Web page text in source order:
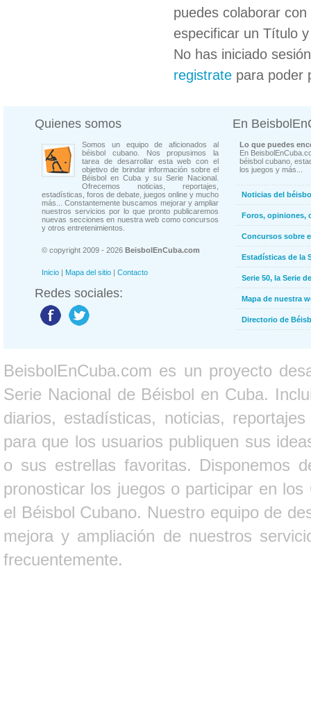
puedes colaborar
especificar un Título
No has iniciado
registrate para poder
Quienes somos
Somos un equipo de aficionados al
béisbol cubano. Nos propusimos la
tarea de desarrollar esta web con el
objetivo de brindar información sobre el
Béisbol en Cuba y su Serie Nacional.
Ofrecemos noticias, reportajes,
estadísticas, foros de debate, juegos online y mucho
más... Constantemente buscamos mejorar y ampliar
nuestros servicios por lo que pronto publicaremos
nuevas secciones en nuestra web como concursos
y otros entretenimientos.
© copyright 2009 - 2026 BeisbolEnCuba.com
Inicio | Mapa del sitio | Contacto
Redes sociales:
En
Lo que puedes
En
béisbol cubano,
los juegos y más...
Noticias del
Foros, opiniones,
Concursos sobre
Estadísticas de la
Serie 50, la Serie
Mapa de nuestra
Directorio de
BeisbolEnCuba.com es un proyecto
Serie Nacional de Béisbol en Cuba.
diarios, estadísticas, noticias,
para que los usuarios publiquen sus
o sus estrellas favoritas. Disponemos
pronosticar los juegos o participar en
el Béisbol Cubano. Nuestro equipo de
mejora y ampliación de nuestros
frecuentemente.